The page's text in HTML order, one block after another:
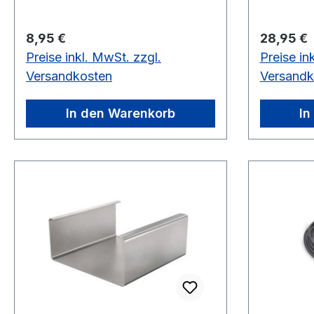
Regulärer Preis:
8,95 €
Preise inkl. MwSt. zzgl.
Versandkosten
In den Warenkorb
Regulärer
28,95 €
Preise
In